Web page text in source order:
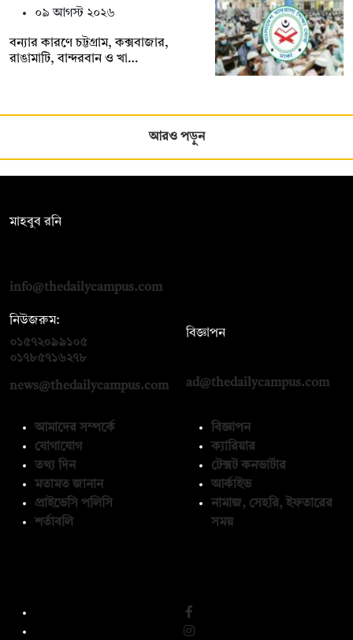
০৯ আগস্ট ২০২৬
বন্যার কারণে চট্টগ্রাম, কক্সবাজার,
রাঙামাটি, বান্দরবান ও খা…
আরও পড়ুন
মাহবুব রনি
info@thedailycampus.com
নিউজরুম:
০১৫৭২০৯৯১০৫
০১৭৮৫৭১৬২৭৮
news@thedailycampus.com
বিজ্ঞাপন
ad@thedailycampus.com
আমাদের সম্পর্কে
যোগাযোগ
তথ্য দিন
মতামত জানান
প্রাইভেসি পলিসি
শর্তাবলি
বিজ্ঞাপন
ক্যারিয়ার
টেক্সট কনভার্টার
আর্কাইভ
নামাজ, সেহরি, ইফতারের
সময়